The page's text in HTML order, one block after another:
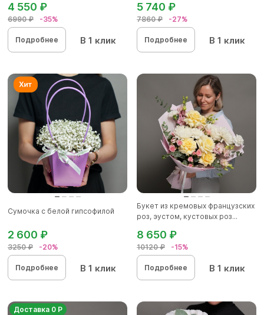
6990 ₽ -35%
4 550 ₽
Подробнее В 1 клик
7860 ₽ -27%
5 740 ₽
Подробнее В 1 клик
Сумочка с белой гипсофилой
3250 ₽ -20%
2 600 ₽
Подробнее В 1 клик
Букет из кремовых французских
роз, эустом, кустовых роз...
10120 ₽ -15%
8 650 ₽
Подробнее В 1 клик
Доставка 0 Р